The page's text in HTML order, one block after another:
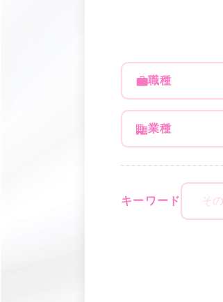
職種
業種
キーワード